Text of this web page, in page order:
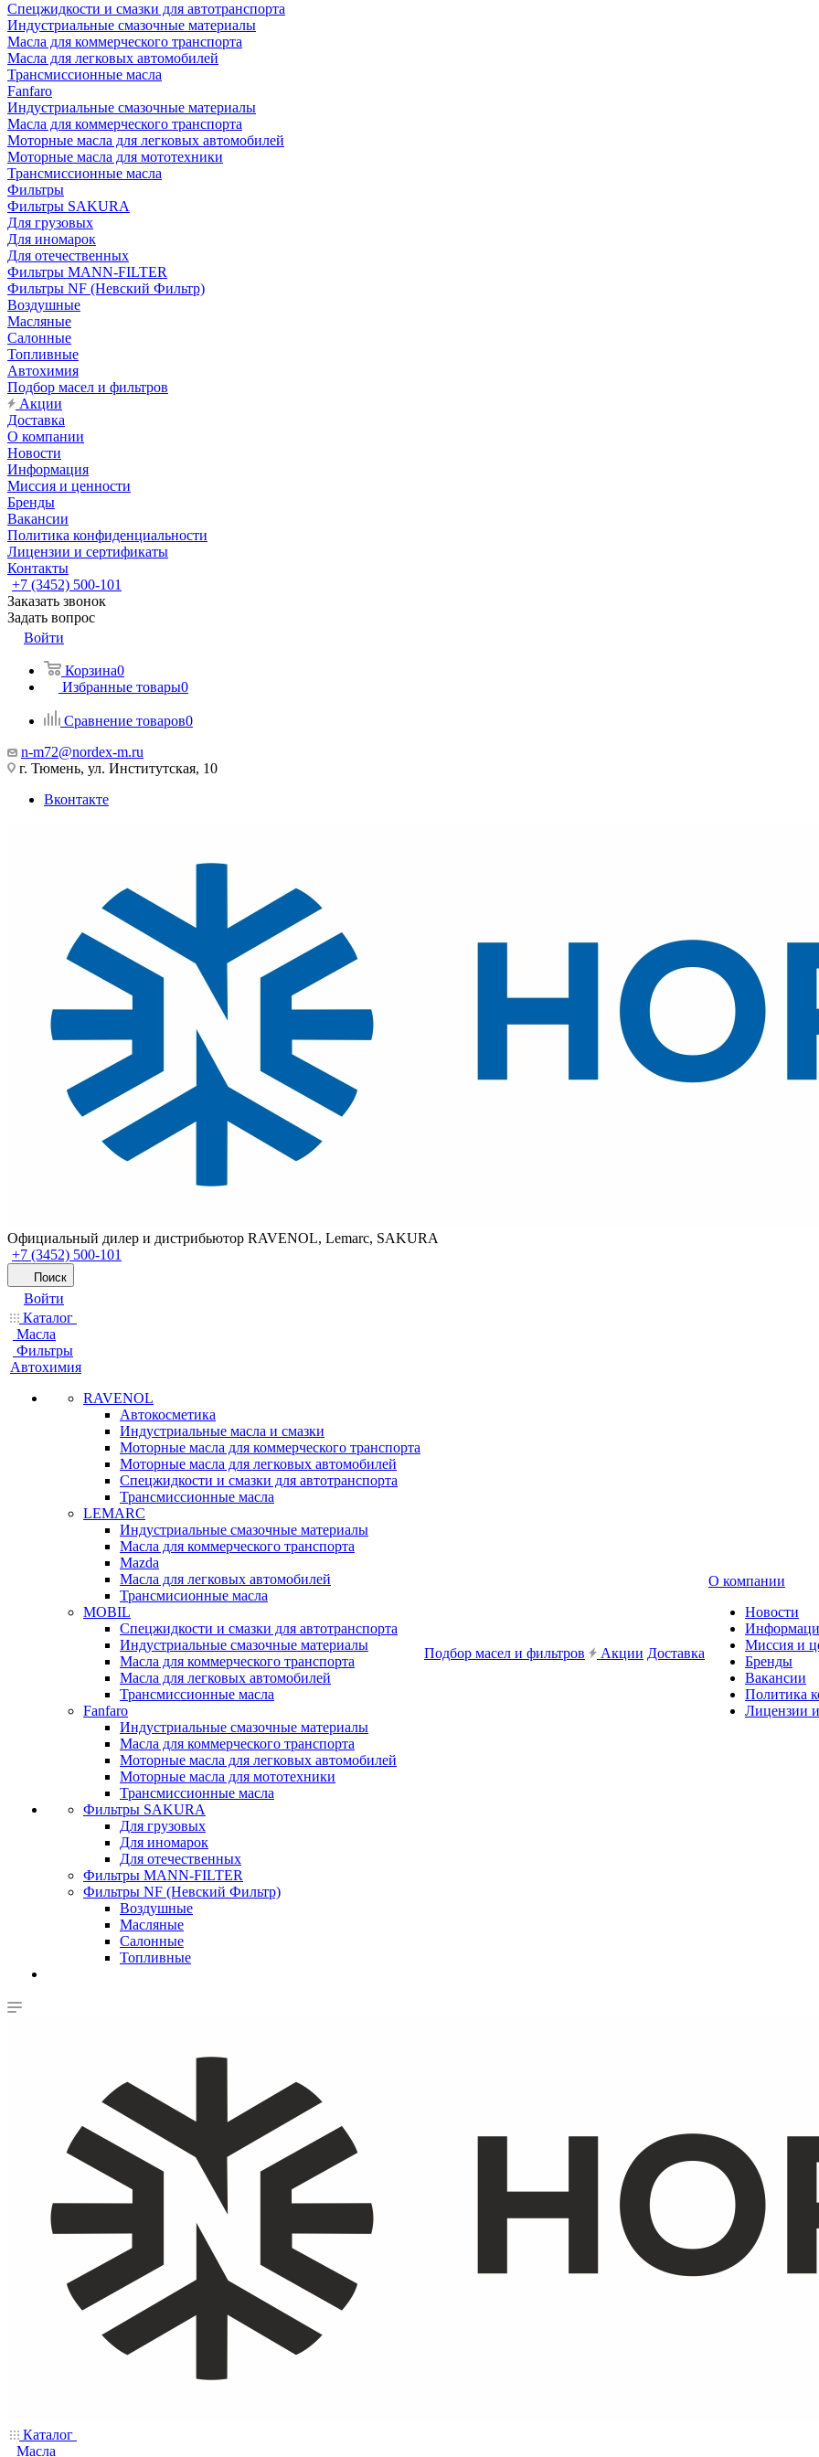
Cпецжидкости и смазки для автотранспорта
Индустриальные смазочные материалы
Масла для коммерческого транспорта
Масла для легковых автомобилей
Трансмиссионные масла
Fanfaro
Индустриальные смазочные материалы
Масла для коммерческого транспорта
Моторные масла для легковых автомобилей
Моторные масла для мототехники
Трансмиссионные масла
Фильтры
Фильтры SAKURA
Для грузовых
Для иномарок
Для отечественных
Фильтры MANN-FILTER
Фильтры NF (Невский Фильтр)
Воздушные
Масляные
Салонные
Топливные
Автохимия
Подбор масел и фильтров
Акции
Доставка
О компании
Новости
Информация
Миссия и ценности
Бренды
Вакансии
Политика конфиденциальности
Лицензии и сертификаты
Контакты
+7 (3452) 500-101
Заказать звонок
Задать вопрос
Войти
Корзина0
Избранные товары0
Сравнение товаров0
n-m72@nordex-m.ru
г. Тюмень, ул. Институтская, 10
Вконтакте
Официальный дилер и дистрибьютор RAVENOL, Lemarc, SAKURA
+7 (3452) 500-101
Поиск
Войти
Каталог
Масла
Фильтры
Автохимия
RAVENOL
Автокосметика
Индустриальные масла и смазки
Моторные масла для коммерческого транспорта
Моторные масла для легковых автомобилей
Спецжидкости и смазки для автотранспорта
Трансмиссионные масла
LEMARC
Индустриальные смазочные материалы
Масла для коммерческого транспорта
Mazda
Масла для легковых автомобилей
Трансмисионные масла
MOBIL
Cпецжидкости и смазки для автотранспорта
Индустриальные смазочные материалы
Масла для коммерческого транспорта
Масла для легковых автомобилей
Трансмиссионные масла
Fanfaro
Индустриальные смазочные материалы
Масла для коммерческого транспорта
Моторные масла для легковых автомобилей
Моторные масла для мототехники
Трансмиссионные масла
Фильтры SAKURA
Для грузовых
Для иномарок
Для отечественных
Фильтры MANN-FILTER
Фильтры NF (Невский Фильтр)
Воздушные
Масляные
Салонные
Топливные
Подбор масел и фильтров Акции Доставка
О компании
Новости
Миссия и
Бренды
Вакансии
Политика
Лицензии
Каталог
Масла